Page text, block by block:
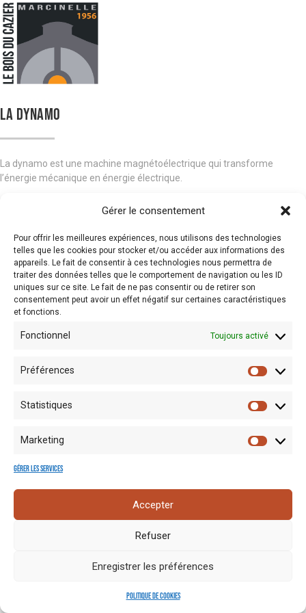
Gérer le consentement
Pour offrir les meilleures expériences, nous utilisons des technologies
telles que les cookies pour stocker et/ou accéder aux informations des
appareils. Le fait de consentir à ces technologies nous permettra de
traiter des données telles que le comportement de navigation ou les ID
uniques sur ce site. Le fait de ne pas consentir ou de retirer son
consentement peut avoir un effet négatif sur certaines caractéristiques
et fonctions.
Fonctionnel Toujours activé
Préférences
Statistiques
Marketing
Gérer les services
Accepter
Refuser
Enregistrer les préférences
Politique de cookies
LA DYNAMO
La dynamo est une machine magnétoélectrique qui transforme
l’énergie mécanique en énergie électrique.
En 1869, le belge Zénobe Gramme rend possible la production des
brevet en juillet 1871.
Il enroule plusieurs bobines de fils de cuivre et les répartit autour d’un
rotor en bois. Ensuite, il raccorde les extrémités des bobines à des
lames de cuivre : c’est le collecteur. Il fait tourner ce rotor dans le
champ magnétique d’un aimant permanent. Des fils de cuivre frottent